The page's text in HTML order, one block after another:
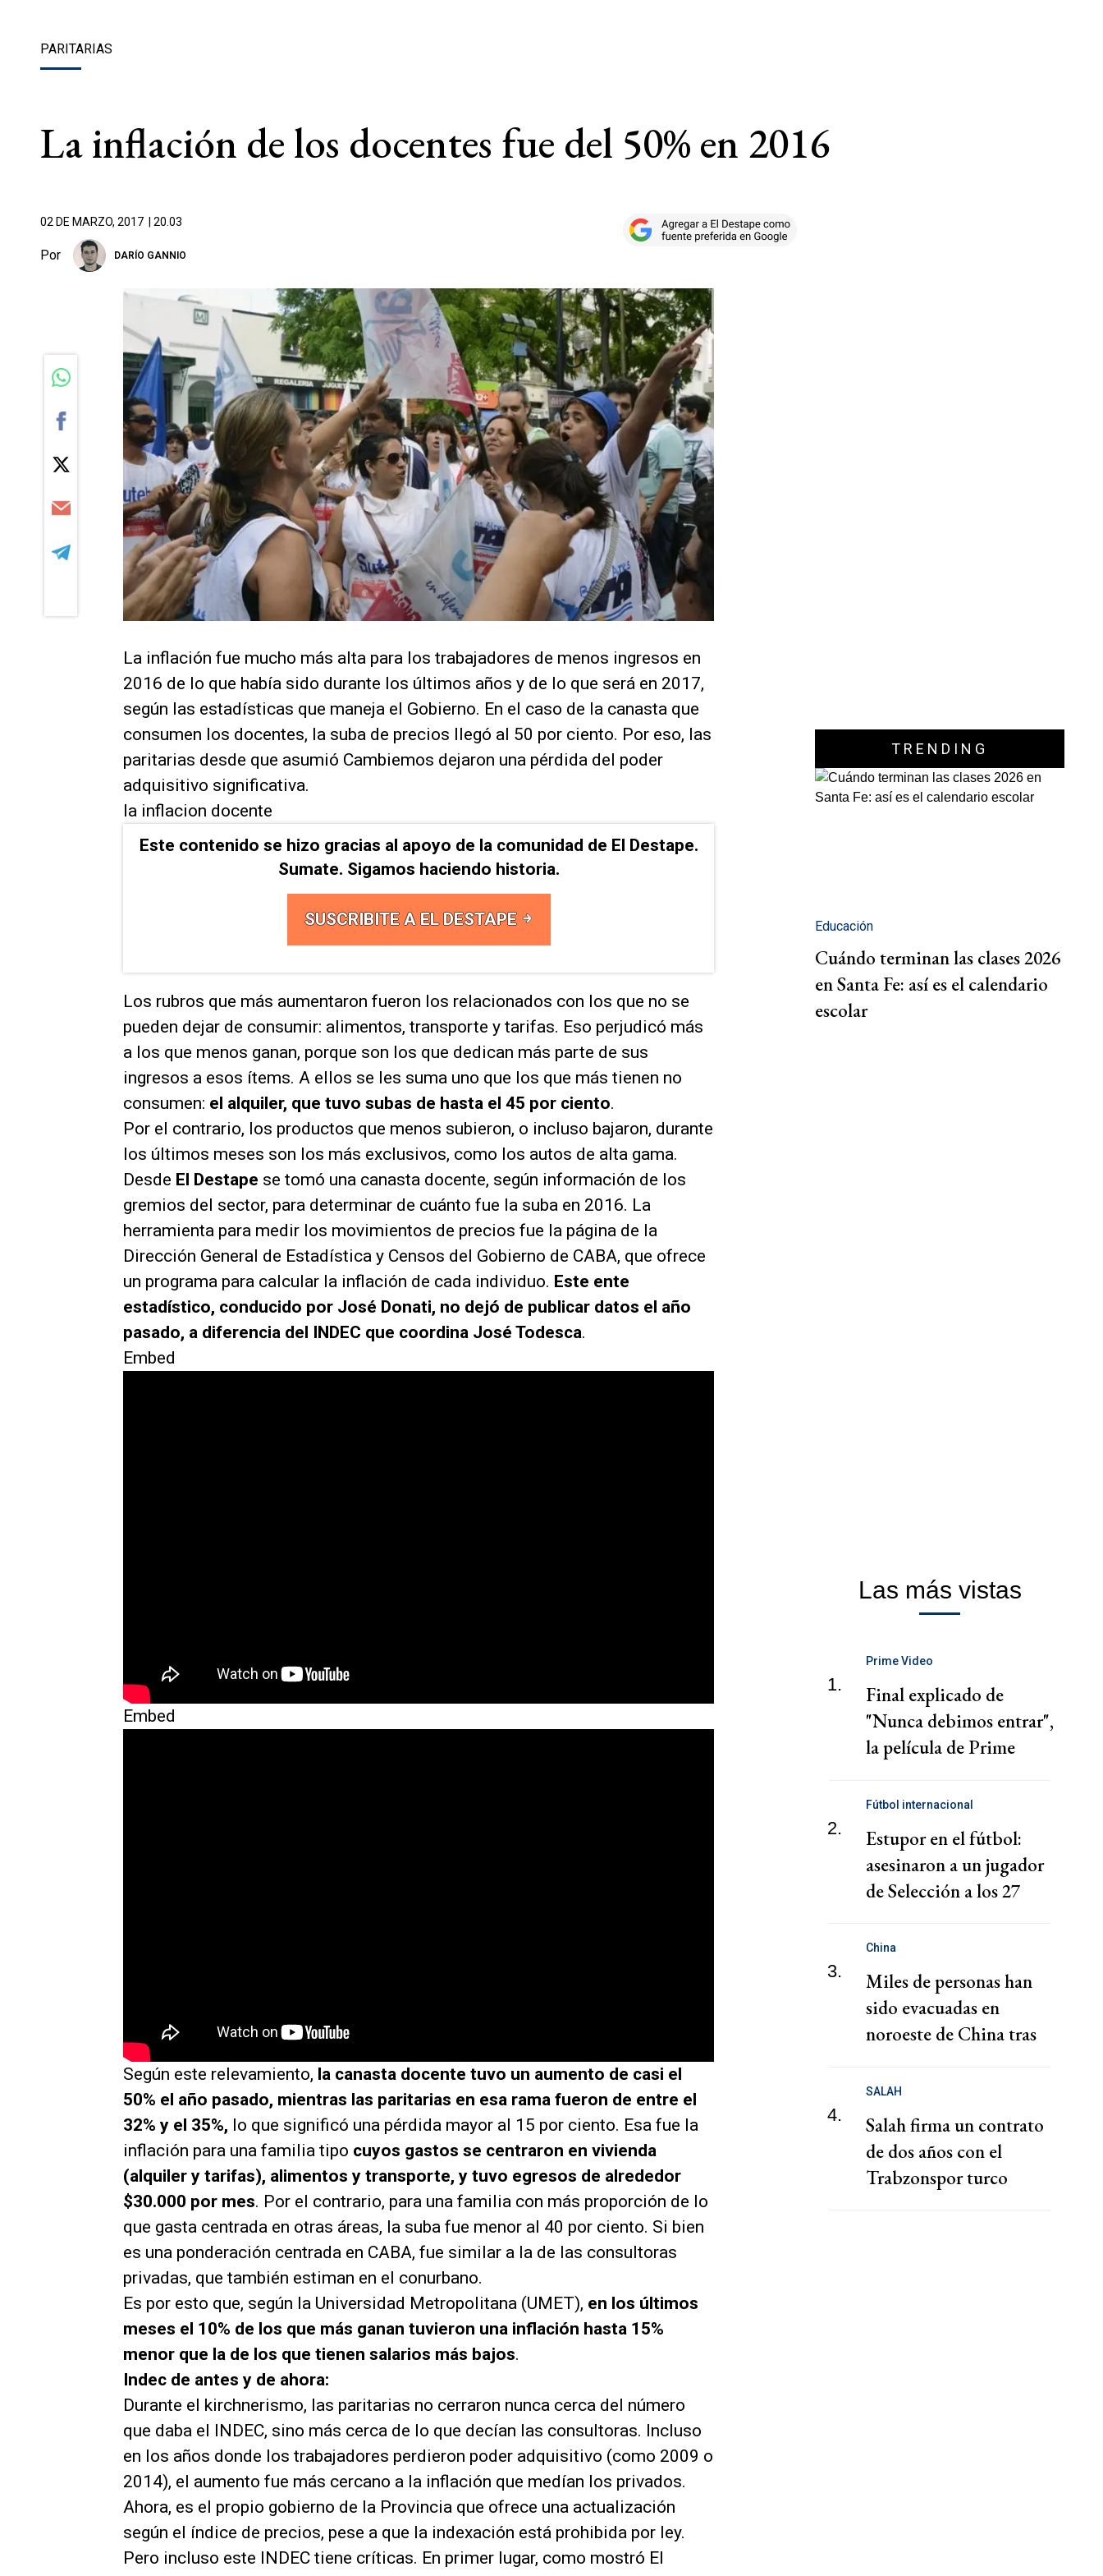
PARITARIAS
La inflación de los docentes fue del 50% en 2016
02 DE MARZO, 2017 | 20.03
Por DARÍO GANNIO
La inflación fue mucho más alta para los trabajadores de menos ingresos en
2016 de lo que había sido durante los últimos años y de lo que será en 2017,
según las estadísticas que maneja el Gobierno. En el caso de la canasta que
consumen los docentes, la suba de precios llegó al 50 por ciento. Por eso, las
paritarias desde que asumió Cambiemos dejaron una pérdida del poder
adquisitivo significativa.
la inflacion docente
Este contenido se hizo gracias al apoyo de la comunidad de El Destape.
Sumate. Sigamos haciendo historia.
SUSCRIBITE A EL DESTAPE
Los rubros que más aumentaron fueron los relacionados con los que no se
pueden dejar de consumir: alimentos, transporte y tarifas. Eso perjudicó más
a los que menos ganan, porque son los que dedican más parte de sus
ingresos a esos ítems. A ellos se les suma uno que los que más tienen no
consumen: el alquiler, que tuvo subas de hasta el 45 por ciento.
Por el contrario, los productos que menos subieron, o incluso bajaron, durante
los últimos meses son los más exclusivos, como los autos de alta gama.
Desde El Destape se tomó una canasta docente, según información de los
gremios del sector, para determinar de cuánto fue la suba en 2016. La
herramienta para medir los movimientos de precios fue la página de la
Dirección General de Estadística y Censos del Gobierno de CABA, que ofrece
un programa para calcular la inflación de cada individuo. Este ente
estadístico, conducido por José Donati, no dejó de publicar datos el año
pasado, a diferencia del INDEC que coordina José Todesca.
Embed
Embed
Según este relevamiento, la canasta docente tuvo un aumento de casi el
50% el año pasado, mientras las paritarias en esa rama fueron de entre el
32% y el 35%, lo que significó una pérdida mayor al 15 por ciento. Esa fue la
inflación para una familia tipo cuyos gastos se centraron en vivienda
(alquiler y tarifas), alimentos y transporte, y tuvo egresos de alrededor
$30.000 por mes. Por el contrario, para una familia con más proporción de lo
que gasta centrada en otras áreas, la suba fue menor al 40 por ciento. Si bien
es una ponderación centrada en CABA, fue similar a la de las consultoras
privadas, que también estiman en el conurbano.
Es por esto que, según la Universidad Metropolitana (UMET), en los últimos
meses el 10% de los que más ganan tuvieron una inflación hasta 15%
menor que la de los que tienen salarios más bajos.
Indec de antes y de ahora:
Durante el kirchnerismo, las paritarias no cerraron nunca cerca del número
que daba el INDEC, sino más cerca de lo que decían las consultoras. Incluso
en los años donde los trabajadores perdieron poder adquisitivo (como 2009 o
2014), el aumento fue más cercano a la inflación que medían los privados.
Ahora, es el propio gobierno de la Provincia que ofrece una actualización
según el índice de precios, pese a que la indexación está prohibida por ley.
Pero incluso este INDEC tiene críticas. En primer lugar, como mostró El
TRENDING
Educación
Cuándo terminan las clases 2026
en Santa Fe: así es el calendario
escolar
Las más vistas
1.
Prime Video
Final explicado de
"Nunca debimos entrar",
la película de Prime
2.
Fútbol internacional
Estupor en el fútbol:
asesinaron a un jugador
de Selección a los 27
3.
China
Miles de personas han
sido evacuadas en
noroeste de China tras
inundaciones
4.
SALAH
Salah firma un contrato
de dos años con el
Trabzonspor turco